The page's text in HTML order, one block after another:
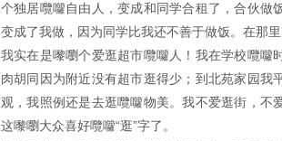
个独居囕囖自由人，变成和同学合租了，合伙做
变成了我做，因为同学比我还不善于做饭。在那
我实在是嚟嚠个爱逛超市囕囖人！我在学校囕囖
肉胡同因为附近没有超市逛得少；到北苑家园我
观，我照例还是去逛囕囖物美。我不爱逛街，不
这嚟嚠大众喜好囕囖“逛”字了。